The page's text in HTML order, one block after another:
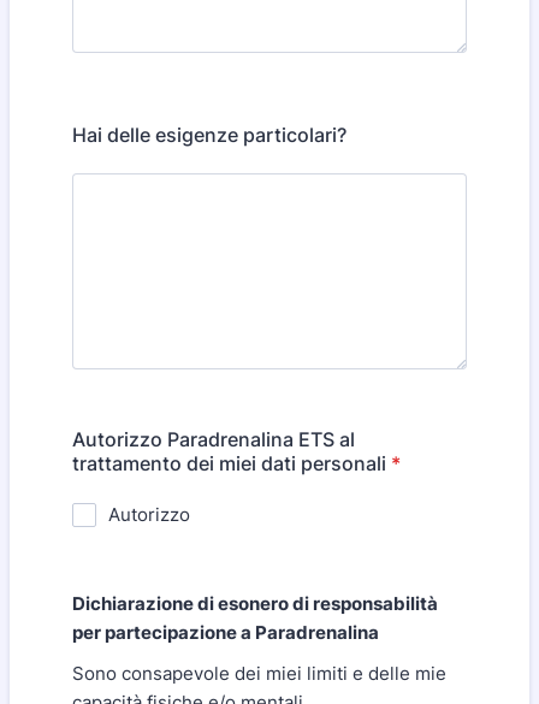
Hai delle esigenze particolari?
Autorizzo Paradrenalina ETS al
trattamento dei miei dati personali *
Autorizzo
Dichiarazione di esonero di responsabilità
per partecipazione a Paradrenalina
Sono consapevole dei miei limiti e delle mie